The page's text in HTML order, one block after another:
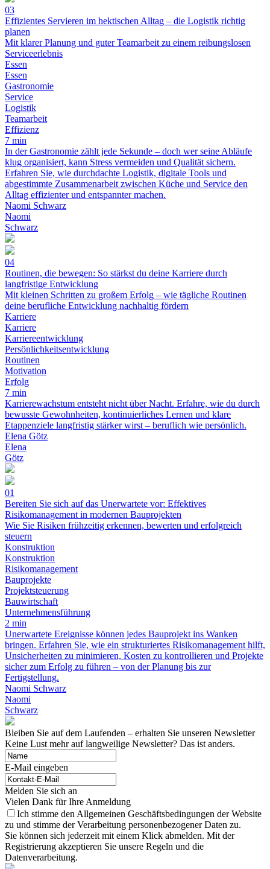
03
Effizientes Servieren im hektischen Alltag – die Logistik richtig
planen
Mit klarer Planung und guter Teamarbeit zu einem reibungslosen
Serviceerlebnis
Essen
Essen
Gastronomie
Service
Logistik
Teamarbeit
Effizienz
7 min
In der Gastronomie zählt jede Sekunde – doch wer seine Abläufe
klug organisiert, kann Stress vermeiden und Qualität sichern.
Erfahren Sie, wie durchdachte Logistik, digitale Tools und
abgestimmte Zusammenarbeit zwischen Küche und Service den
Alltag effizienter und entspannter machen.
Naomi Schwarz
Naomi
Schwarz
04
Routinen, die bewegen: So stärkst du deine Karriere durch
langfristige Entwicklung
Mit kleinen Schritten zu großem Erfolg – wie tägliche Routinen
deine berufliche Entwicklung nachhaltig fördern
Karriere
Karriere
Karriereentwicklung
Persönlichkeitsentwicklung
Routinen
Motivation
Erfolg
7 min
Karrierewachstum entsteht nicht über Nacht. Erfahre, wie du durch
bewusste Gewohnheiten, kontinuierliches Lernen und klare
Etappenziele langfristig stärker wirst – beruflich wie persönlich.
Elena Götz
Elena
Götz
01
Bereiten Sie sich auf das Unerwartete vor: Effektives
Risikomanagement in modernen Bauprojekten
Wie Sie Risiken frühzeitig erkennen, bewerten und erfolgreich
steuern
Konstruktion
Konstruktion
Risikomanagement
Bauprojekte
Projektsteuerung
Bauwirtschaft
Unternehmensführung
2 min
Unerwartete Ereignisse können jedes Bauprojekt ins Wanken
bringen. Erfahren Sie, wie ein strukturiertes Risikomanagement hilft,
Unsicherheiten zu minimieren, Kosten zu kontrollieren und Projekte
sicher zum Erfolg zu führen – von der Planung bis zur
Fertigstellung.
Naomi Schwarz
Naomi
Schwarz
Bleiben Sie auf dem Laufenden – erhalten Sie unseren Newsletter
Keine Lust mehr auf langweilige Newsletter? Das ist anders.
E-Mail eingeben
Melden Sie sich an
Vielen Dank für Ihre Anmeldung
Ich stimme den Allgemeinen Geschäftsbedingungen der Website
zu und stimme der Verarbeitung personenbezogener Daten zu.
Sie können sich jederzeit mit einem Klick abmelden. Mit der
Registrierung akzeptieren Sie unsere Regeln und die
Datenverarbeitung.